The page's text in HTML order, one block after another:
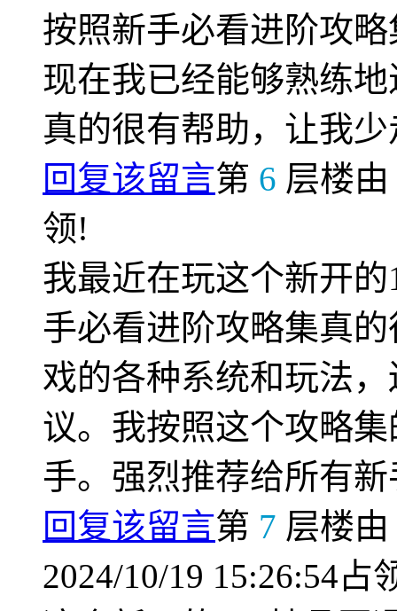
按照新手必看进阶攻
现在我已经能够熟练
真的很有帮助，让我
回复该留言第 6 层楼由
领!
我最近在玩这个新开
手必看进阶攻略集真
戏的各种系统和玩法
议。我按照这个攻略
手。强烈推荐给所有
回复该留言第 7 层楼由
2024/10/19 15:26:54占